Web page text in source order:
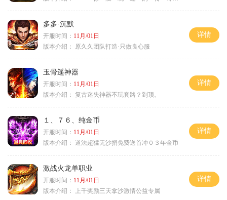
多多·沉默
开服时间： 11月/01日
版本介绍：
原久久团队打造·只做良心服
详情
玉骨遥神器
开服时间： 11月/01日
版本介绍： 复古迷失神器不玩套路？到顶。
详情
１、７６、纯金币
开服时间： 11月/01日
版本介绍： 道法超猛无沙捐免费送首冲０３年金币
详情
激战火龙单职业
开服时间： 11月/01日
版本介绍：
上千奖励三天拿沙激情公益专属
详情